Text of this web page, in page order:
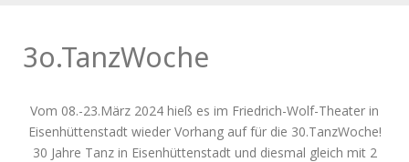
3o.TanzWoche
Vom 08.-23.März 2024 hieß es im Friedrich-Wolf-Theater in
Eisenhüttenstadt wieder Vorhang auf für die 30.TanzWoche!
30 Jahre Tanz in Eisenhüttenstadt und diesmal gleich mit 2